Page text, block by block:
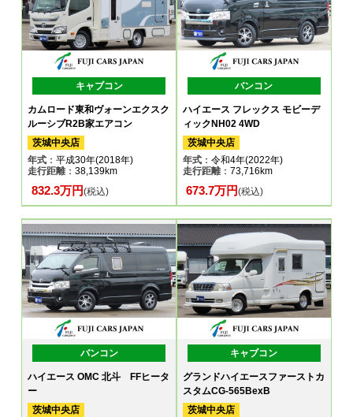
キャブコン
カムロード東和ヴォーンエクスク
ルーシブR2B家エアコン
茨城中央店
年式 ：平成30年(2018年)
走行距離：38,139km
832.3万円(税込)
バンコン
ハイエース フレックス モビーデ
ィックNH02 4WD
茨城中央店
年式：令和4年(2022年)
走行距離：73,716km
673.7万円(税込)
バンコン
ハイエース OMC 北斗 FFヒータ
ー
茨城中央店
キャブコン
グランドハイエースファーストカ
スタムCG-565BexB
茨城中央店